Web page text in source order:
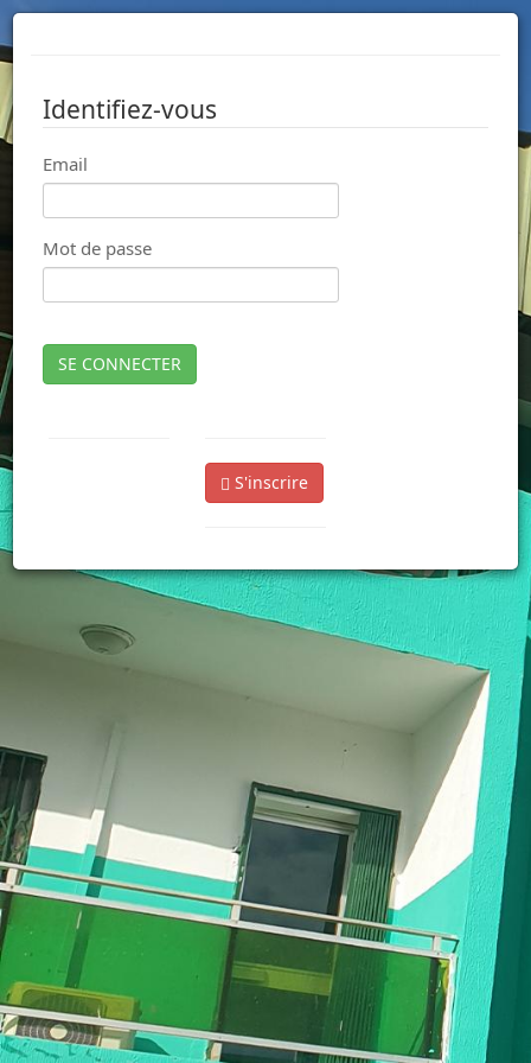
Identifiez-vous
Email
Mot de passe
SE CONNECTER
S'inscrire